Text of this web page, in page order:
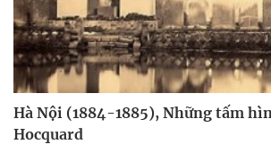
Hà Nội (1884-1885), Những tấm
Hocquard